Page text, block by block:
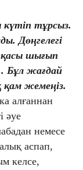
тұрсыз.
Дөңгелегі
шығып
Бұл жағдай
қам жемеңіз.
алғаннан
әуе
немесе
аспап,
келсе,